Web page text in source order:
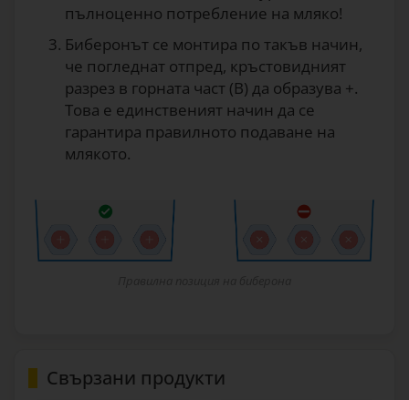
пълноценно потребление на мляко!
Биберонът се монтира по такъв начин,
че погледнат отпред, кръстовидният
разрез в горната част (В) да образува +.
Това е единственият начин да се
гарантира правилното подаване на
млякото.
Свързани продукти